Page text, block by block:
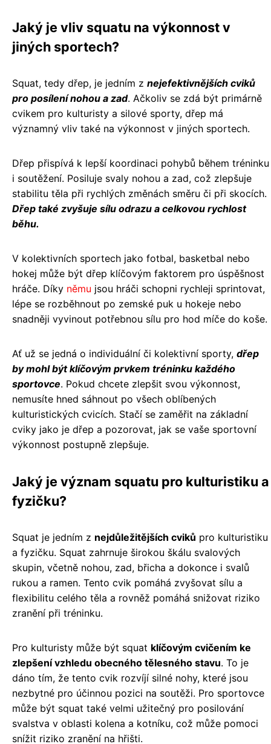
Jaký je vliv squatu na výkonnost v
jiných sportech?
Squat, tedy dřep, je jedním z nejefektivnějších cviků
pro posílení nohou a zad. Ačkoliv se zdá být primárně
cvikem pro kulturisty a silové sporty, dřep má
významný vliv také na výkonnost v jiných sportech.
Dřep přispívá k lepší koordinaci pohybů během tréninku
i soutěžení. Posiluje svaly nohou a zad, což zlepšuje
stabilitu těla při rychlých změnách směru či při skocích.
Dřep také zvyšuje sílu odrazu a celkovou rychlost
běhu.
V kolektivních sportech jako fotbal, basketbal nebo
hokej může být dřep klíčovým faktorem pro úspěšnost
hráče. Díky němu jsou hráči schopni rychleji sprintovat,
lépe se rozběhnout po zemské puk u hokeje nebo
snadněji vyvinout potřebnou sílu pro hod míče do koše.
Ať už se jedná o individuální či kolektivní sporty, dřep
by mohl být klíčovým prvkem tréninku každého
sportovce. Pokud chcete zlepšit svou výkonnost,
nemusíte hned sáhnout po všech oblíbených
kulturistických cvicích. Stačí se zaměřit na základní
cviky jako je dřep a pozorovat, jak se vaše sportovní
výkonnost postupně zlepšuje.
Jaký je význam squatu pro kulturistiku a
fyzičku?
Squat je jedním z nejdůležitějších cviků pro kulturistiku
a fyzičku. Squat zahrnuje širokou škálu svalových
skupin, včetně nohou, zad, břicha a dokonce i svalů
rukou a ramen. Tento cvik pomáhá zvyšovat sílu a
flexibilitu celého těla a rovněž pomáhá snižovat riziko
zranění při tréninku.
Pro kulturisty může být squat klíčovým cvičením ke
zlepšení vzhledu obecného tělesného stavu. To je
dáno tím, že tento cvik rozvíjí silné nohy, které jsou
nezbytné pro účinnou pozici na soutěži. Pro sportovce
může být squat také velmi užitečný pro posilování
svalstva v oblasti kolena a kotníku, což může pomoci
snížit riziko zranění na hřišti.